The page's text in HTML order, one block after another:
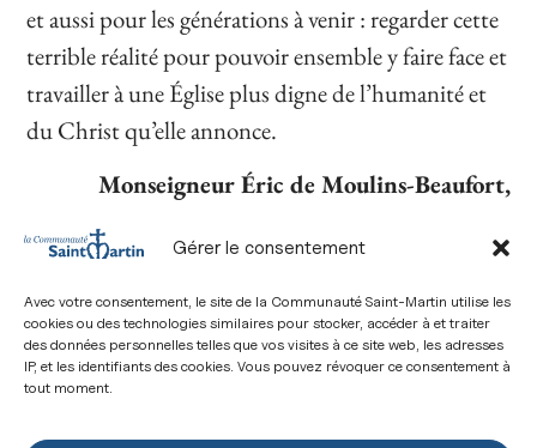
Gérer le consentement
Avec votre consentement, le site de la Communauté Saint-Martin utilise les
cookies ou des technologies similaires pour stocker, accéder à et traiter
des données personnelles telles que vos visites à ce site web, les adresses
IP, et les identifiants des cookies. Vous pouvez révoquer ce consentement à
tout moment.
et aussi pour les générations à venir : regarder cette
terrible réalité pour pouvoir ensemble y faire face et
travailler à une Église plus digne de l’humanité et
du Christ qu’elle annonce.
Monseigneur Éric de Moulins-Beaufort,
Président de la Conférence des évêques de France
Soeur Véronique Margron,op,
Présidente de la Conférence des religieux et